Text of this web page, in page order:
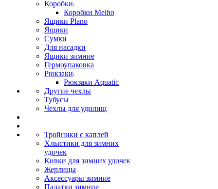
Коробки
Коробки Meiho
Ящики Plano
Ящики
Сумки
Для насадки
Ящики зимние
Гермоупаковка
Рюкзаки
Рюкзаки Aquatic
Другие чехлы
Тубусы
Чехлы для удилищ
Тройники с каплей
Хлыстики для зимних
удочек
Кивки для зимних удочек
Жерлицы
Аксессуары зимние
Палатки зимние